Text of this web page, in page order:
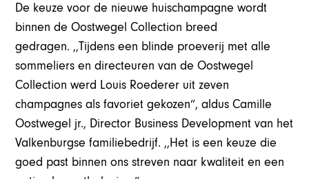
De keuze voor de nieuwe huischampagne wordt
binnen de Oostwegel Collection breed
gedragen. ,,Tijdens een blinde proeverij met alle
sommeliers en directeuren van de Oostwegel
Collection werd Louis Roederer uit zeven
champagnes als favoriet gekozen”, aldus Camille
Oostwegel jr., Director Business Development van het
Valkenburgse familiebedrijf. ,,Het is een keuze die
goed past binnen ons streven naar kwaliteit en een